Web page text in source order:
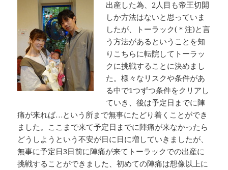
出産した為、2人目も帝王切開
しか方法はないと思っていま
したが、トーラック(＊注)と言
う方法があるということを知
りこちらに転院してトーラッ
クに挑戦することに決めまし
た。様々なリスクや条件があ
る中で1つずつ条件をクリアし
ていき、後は予定日までに陣
痛が来れば…という所まで無事にたどり着くことができ
ました。ここまで来て予定日までに陣痛が来なかったら
どうしようという不安が日に日に増していきましたが、
無事に予定日3日前に陣痛が来てトーラックでの出産に
挑戦することができました、初めての陣痛は想像以上に